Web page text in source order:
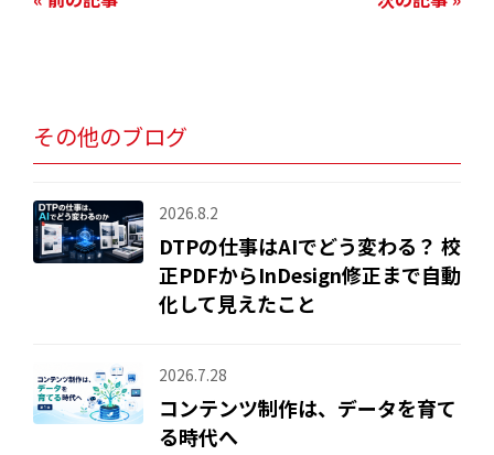
その他のブログ
2026.8.2
DTPの仕事はAIでどう変わる？ 校
正PDFからInDesign修正まで自動
化して見えたこと
2026.7.28
コンテンツ制作は、データを育て
る時代へ